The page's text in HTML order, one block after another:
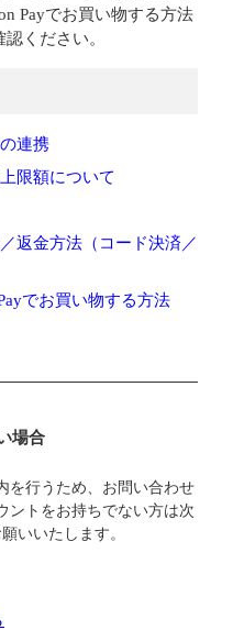
Payでお買い物する方法
認ください。
連携
限額について
返金方法（コード決済／
でお買い物する方法
場合
を行うため、お問い合わせ
ントをお持ちでない方は次
いいたします。